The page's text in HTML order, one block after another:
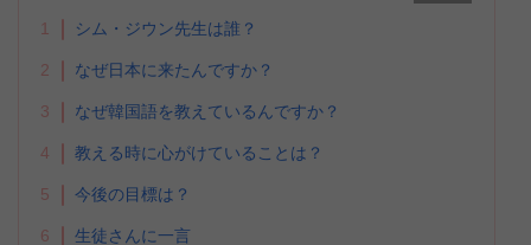
1 シム・ジウン先生は誰？
2 なぜ日本に来たんですか？
3 なぜ韓国語を教えているんですか？
4 教える時に心がけていることは？
5 今後の目標は？
6 生徒さんに一言